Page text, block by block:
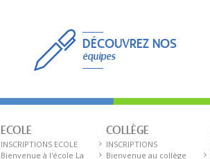
DÉCOUVREZ NOS
équipes
ECOLE
INSCRIPTIONS ECOLE
Bienvenue à l'école La
COLLÈGE
INSCRIPTIONS
Bienvenue au collège